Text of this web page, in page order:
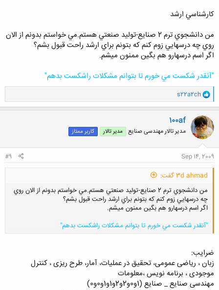
كارشناسي ارشد
من دانشجوي ترم 2 صنايع-توليد صنعتي هستم.مي خواستم بدونم از الان
روي چه درسهايي زوم كنم كه بتونم براي ارشد راحت قبول بشم؟
اگر اسم درسهارو هم بگين ممنون ميشم.
"آنقدر شكست مي خورم تا بتوانم مشكلات راشكست بدهم"
و
ا
ک
ن
ش
ه
ا
s22a2ch
100af
مدیر تالار مهندسی صنایع مدیر تالار کاربر ممتاز
Sep 14, 2009
#9
3d ahmad گفت:
من دانشجوي ترم 2 صنايع-توليد صنعتي هستم.مي خواستم بدونم از الان روي
چه درسهايي زوم كنم كه بتونم براي ارشد راحت قبول بشم؟
اگر اسم درسهارو هم بگين ممنون ميشم.
"آنقدر شكست مي خورم تا بتوانم مشكلات راشكست بدهم"
ضرایب:
زبان ، ریاضی عمومی، تحقیق در عملیات، آمار، طرح ریزی ، کنترل
موجودی ، برنامه نویس ،معلومات
مهندسی صنایع _ صنایع (1و0و2و2و1و1و0و0)